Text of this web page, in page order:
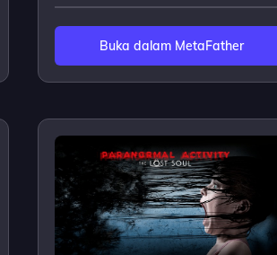
Buka dalam MetaFather